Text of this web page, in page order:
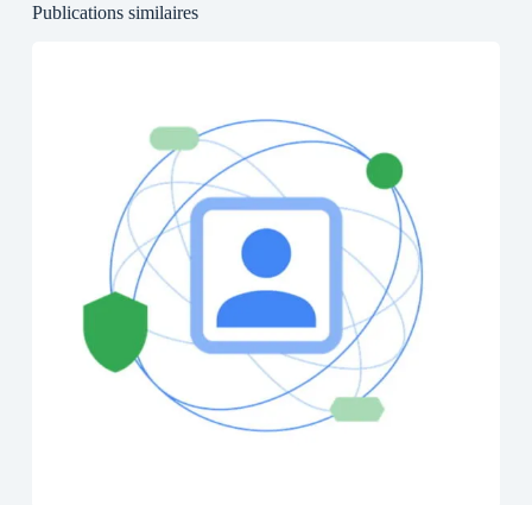
Publications similaires